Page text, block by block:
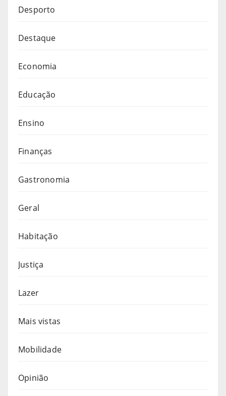
Desporto
Destaque
Economia
Educação
Ensino
Finanças
Gastronomia
Geral
Habitação
Justiça
Lazer
Mais vistas
Mobilidade
Opinião